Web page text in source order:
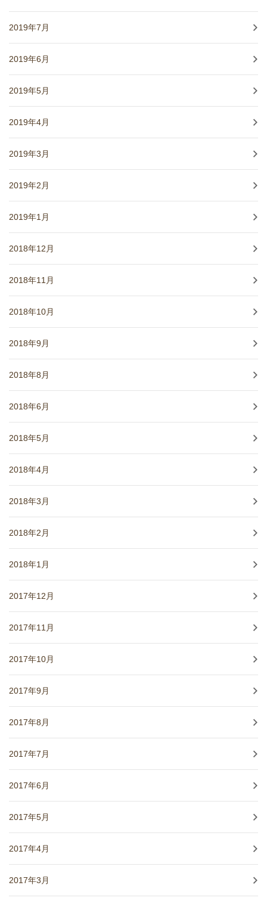
2019年7月
2019年6月
2019年5月
2019年4月
2019年3月
2019年2月
2019年1月
2018年12月
2018年11月
2018年10月
2018年9月
2018年8月
2018年6月
2018年5月
2018年4月
2018年3月
2018年2月
2018年1月
2017年12月
2017年11月
2017年10月
2017年9月
2017年8月
2017年7月
2017年6月
2017年5月
2017年4月
2017年3月